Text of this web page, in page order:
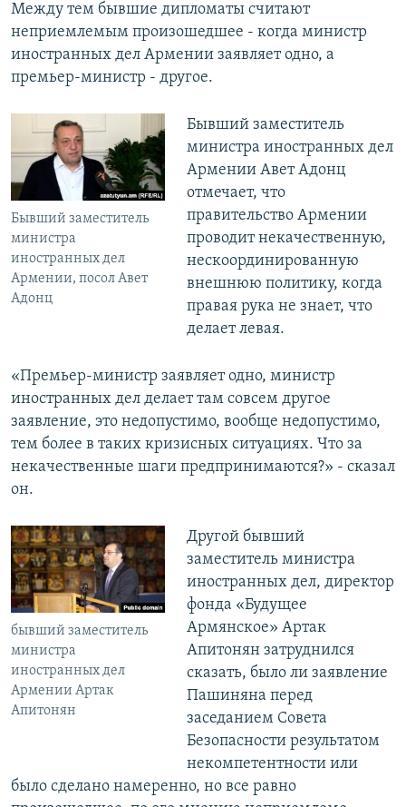
Между тем бывшие дипломаты считают
неприемлемым произошедшее - когда министр
иностранных дел Армении заявляет одно, а
премьер-министр - другое.
Бывший заместитель
министра
иностранных дел
Армении, посол Авет
Адонц
Бывший заместитель
министра иностранных дел
Армении Авет Адонц
отмечает, что
правительство Армении
проводит некачественную,
нескоординированную
внешнюю политику, когда
правая рука не знает, что
делает левая.
«Премьер-министр заявляет одно, министр
иностранных дел делает там совсем другое
заявление, это недопустимо, вообще недопустимо,
тем более в таких кризисных ситуациях. Что за
некачественные шаги предпринимаются?» - сказал
он.
бывший заместитель
министра
иностранных дел
Армении Артак
Апитонян
Другой бывший
заместитель министра
иностранных дел, директор
фонда «Будущее
Армянское» Артак
Апитонян затруднился
сказать, было ли заявление
Пашиняна перед
заседанием Совета
Безопасности результатом
некомпетентности или
было сделано намеренно, но все равно